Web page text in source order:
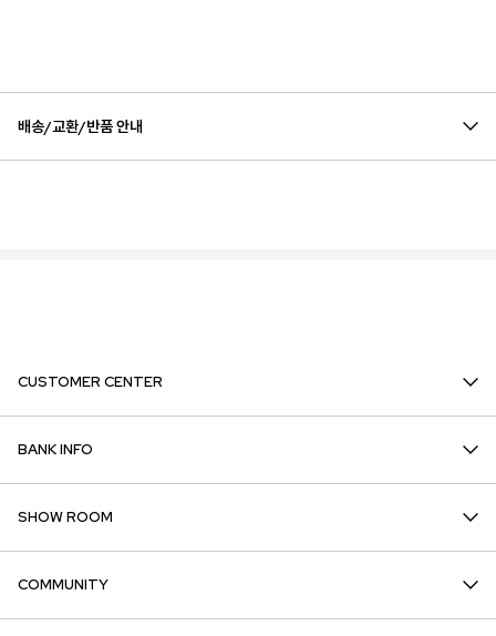
배송/교환/반품 안내
CUSTOMER CENTER
BANK INFO
SHOW ROOM
COMMUNITY